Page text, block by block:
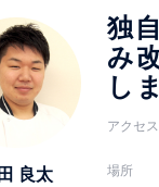
良太
独
み
し
アクセス
場所